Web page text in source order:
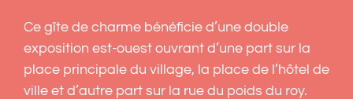
Ce gîte de charme bénéficie d’une double
exposition est-ouest ouvrant d’une part sur la
place principale du village, la place de l’hôtel de
ville et d’autre part sur la rue du poids du roy.